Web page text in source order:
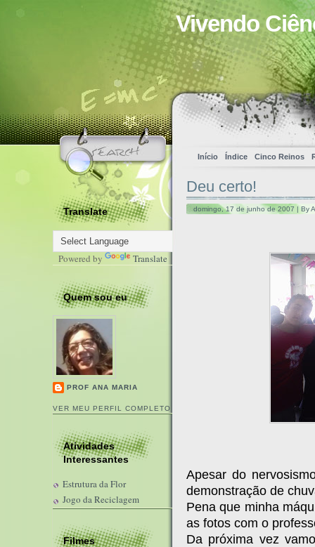
Vivendo
Início Índice Cinco Reinos
Translate
Powered by Translate
Quem sou eu
PROF ANA MARIA
VER MEU PERFIL COMPLETO
Atividades
Interessantes
Estrutura da Flor
Jogo da Reciclagem
Filmes
Deu certo!
domingo, 17 de junho de 2007 | By
Apesar do
demonstração de
Pena que minha
as fotos com o
Da próxima vez